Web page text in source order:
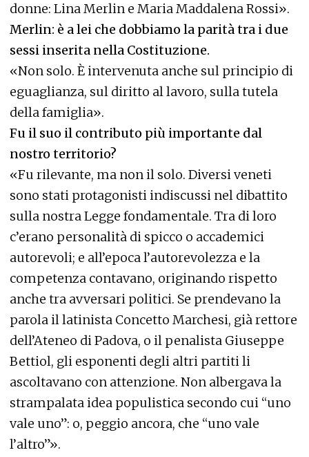
donne: Lina Merlin e Maria Maddalena Rossi».
Merlin: è a lei che dobbiamo la parità tra i due
sessi inserita nella Costituzione.
«Non solo. È intervenuta anche sul principio di
eguaglianza, sul diritto al lavoro, sulla tutela
della famiglia».
Fu il suo il contributo più importante dal
nostro territorio?
«Fu rilevante, ma non il solo. Diversi veneti
sono stati protagonisti indiscussi nel dibattito
sulla nostra Legge fondamentale. Tra di loro
c’erano personalità di spicco o accademici
autorevoli; e all’epoca l’autorevolezza e la
competenza contavano, originando rispetto
anche tra avversari politici. Se prendevano la
parola il latinista Concetto Marchesi, già rettore
dell’Ateneo di Padova, o il penalista Giuseppe
Bettiol, gli esponenti degli altri partiti li
ascoltavano con attenzione. Non albergava la
strampalata idea populistica secondo cui “uno
vale uno”: o, peggio ancora, che “uno vale
l’altro”».